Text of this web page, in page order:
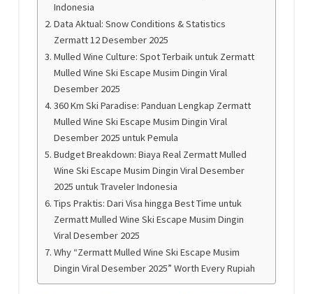
Indonesia
Data Aktual: Snow Conditions & Statistics
Zermatt 12 Desember 2025
Mulled Wine Culture: Spot Terbaik untuk Zermatt
Mulled Wine Ski Escape Musim Dingin Viral
Desember 2025
360 Km Ski Paradise: Panduan Lengkap Zermatt
Mulled Wine Ski Escape Musim Dingin Viral
Desember 2025 untuk Pemula
Budget Breakdown: Biaya Real Zermatt Mulled
Wine Ski Escape Musim Dingin Viral Desember
2025 untuk Traveler Indonesia
Tips Praktis: Dari Visa hingga Best Time untuk
Zermatt Mulled Wine Ski Escape Musim Dingin
Viral Desember 2025
Why “Zermatt Mulled Wine Ski Escape Musim
Dingin Viral Desember 2025” Worth Every Rupiah